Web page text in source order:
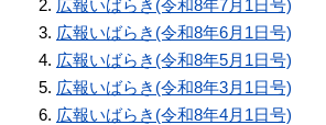
広報いばらき(令和8年7月1日号)
広報いばらき(令和8年6月1日号)
広報いばらき(令和8年5月1日号)
広報いばらき(令和8年3月1日号)
広報いばらき(令和8年4月1日号)